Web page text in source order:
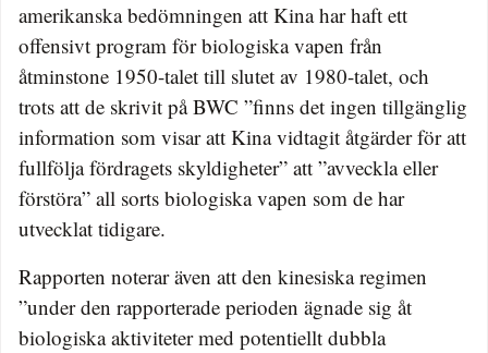
amerikanska bedömningen att Kina har haft ett
offensivt program för biologiska vapen från
åtminstone 1950-talet till slutet av 1980-talet, och
trots att de skrivit på BWC ”finns det ingen tillgänglig
information som visar att Kina vidtagit åtgärder för att
fullfölja fördragets skyldigheter” att ”avveckla eller
förstöra” all sorts biologiska vapen som de har
utvecklat tidigare.
Rapporten noterar även att den kinesiska regimen
”under den rapporterade perioden ägnade sig åt
biologiska aktiviteter med potentiellt dubbla